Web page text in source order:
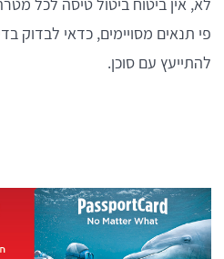
לא, אין ביטוח ביטול טיסה לכל
פי תנאים מסויימים, כדאי לבדוק
להתייעץ עם סוכן.